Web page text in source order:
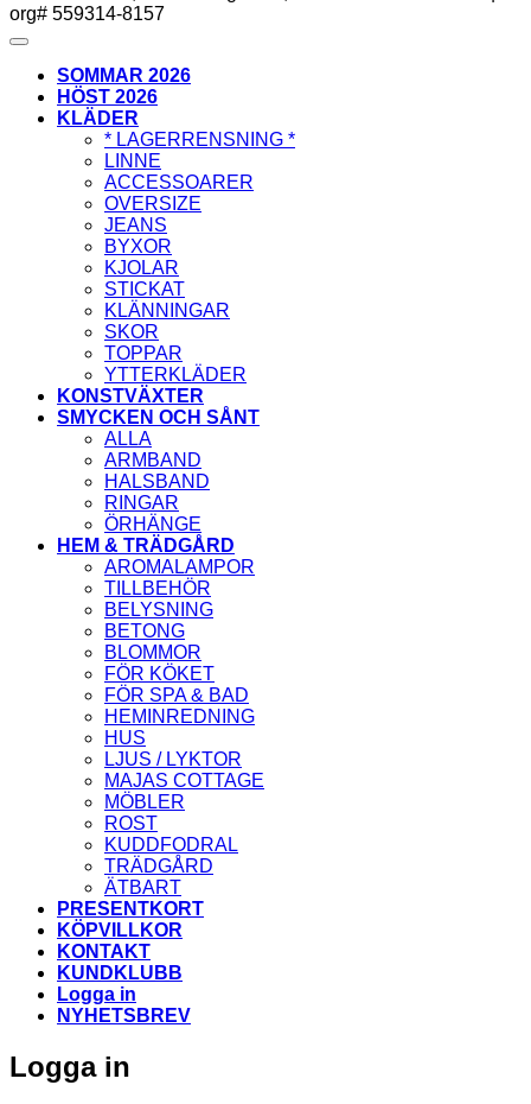
org# 559314-8157
SOMMAR 2026
HÖST 2026
KLÄDER
* LAGERRENSNING *
LINNE
ACCESSOARER
OVERSIZE
JEANS
BYXOR
KJOLAR
STICKAT
KLÄNNINGAR
SKOR
TOPPAR
YTTERKLÄDER
KONSTVÄXTER
SMYCKEN OCH SÅNT
ALLA
ARMBAND
HALSBAND
RINGAR
ÖRHÄNGE
HEM & TRÄDGÅRD
AROMALAMPOR
TILLBEHÖR
BELYSNING
BETONG
BLOMMOR
FÖR KÖKET
FÖR SPA & BAD
HEMINREDNING
HUS
LJUS / LYKTOR
MAJAS COTTAGE
MÖBLER
ROST
KUDDFODRAL
TRÄDGÅRD
ÄTBART
PRESENTKORT
KÖPVILLKOR
KONTAKT
KUNDKLUBB
Logga in
NYHETSBREV
Logga in